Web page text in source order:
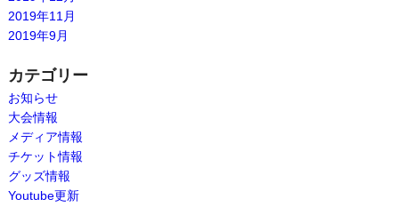
2019年11月
2019年9月
カテゴリー
お知らせ
大会情報
メディア情報
チケット情報
グッズ情報
Youtube更新